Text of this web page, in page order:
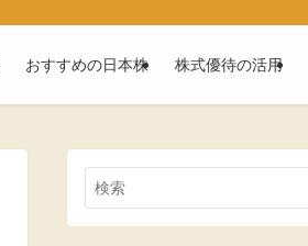
おすすめの日本株 株式優待の活用